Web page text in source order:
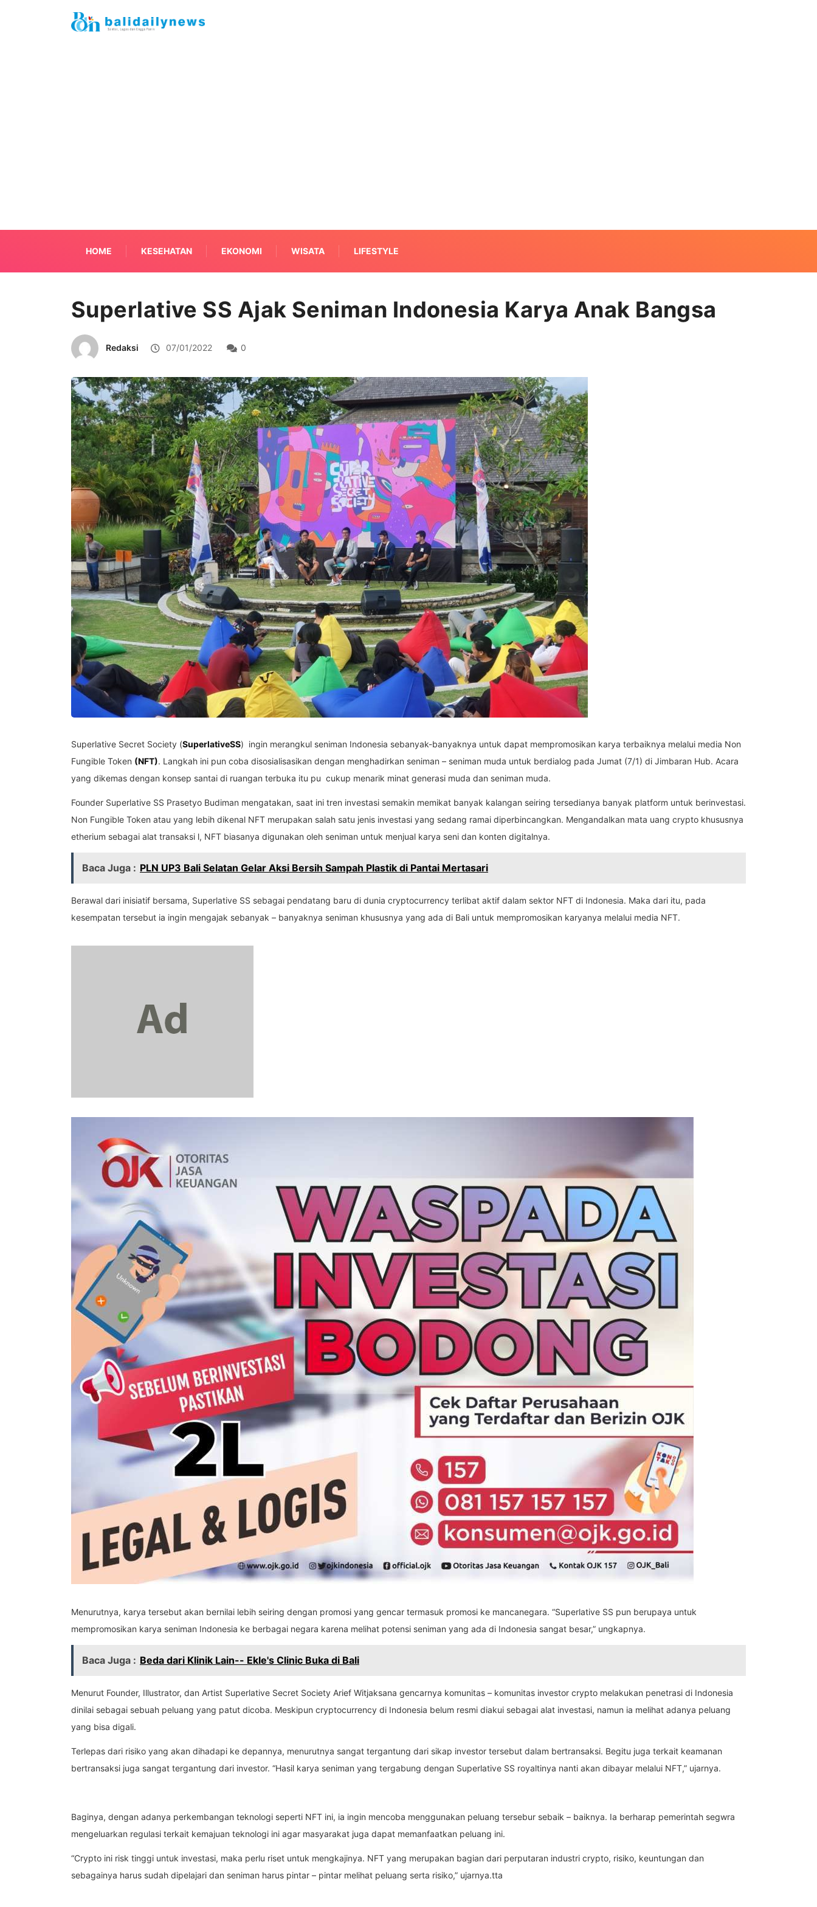
HOME KESEHATAN EKONOMI WISATA LIFESTYLE
Superlative SS Ajak Seniman Indonesia Karya Anak Bangsa
Redaksi 07/01/2022 0
Superlative Secret Society (SuperlativeSS) ingin merangkul seniman Indonesia sebanyak-banyaknya untuk dapat mempromosikan karya terbaiknya melalui media Non
Fungible Token (NFT). Langkah ini pun coba disosialisasikan dengan menghadirkan seniman – seniman muda untuk berdialog pada Jumat (7/1) di Jimbaran Hub. Acara
yang dikemas dengan konsep santai di ruangan terbuka itu pu cukup menarik minat generasi muda dan seniman muda.
Founder Superlative SS Prasetyo Budiman mengatakan, saat ini tren investasi semakin memikat banyak kalangan seiring tersedianya banyak platform untuk berinvestasi.
Non Fungible Token atau yang lebih dikenal NFT merupakan salah satu jenis investasi yang sedang ramai diperbincangkan. Mengandalkan mata uang crypto khususnya
etherium sebagai alat transaksi l, NFT biasanya digunakan oleh seniman untuk menjual karya seni dan konten digitalnya.
Baca Juga : PLN UP3 Bali Selatan Gelar Aksi Bersih Sampah Plastik di Pantai Mertasari
Berawal dari inisiatif bersama, Superlative SS sebagai pendatang baru di dunia cryptocurrency terlibat aktif dalam sektor NFT di Indonesia. Maka dari itu, pada
kesempatan tersebut ia ingin mengajak sebanyak – banyaknya seniman khususnya yang ada di Bali untuk mempromosikan karyanya melalui media NFT.
Menurutnya, karya tersebut akan bernilai lebih seiring dengan promosi yang gencar termasuk promosi ke mancanegara. “Superlative SS pun berupaya untuk
mempromosikan karya seniman Indonesia ke berbagai negara karena melihat potensi seniman yang ada di Indonesia sangat besar,” ungkapnya.
Baca Juga : Beda dari Klinik Lain-- Ekle's Clinic Buka di Bali
Menurut Founder, Illustrator, dan Artist Superlative Secret Society Arief Witjaksana gencarnya komunitas – komunitas investor crypto melakukan penetrasi di Indonesia
dinilai sebagai sebuah peluang yang patut dicoba. Meskipun cryptocurrency di Indonesia belum resmi diakui sebagai alat investasi, namun ia melihat adanya peluang
yang bisa digali.
Terlepas dari risiko yang akan dihadapi ke depannya, menurutnya sangat tergantung dari sikap investor tersebut dalam bertransaksi. Begitu juga terkait keamanan
bertransaksi juga sangat tergantung dari investor. “Hasil karya seniman yang tergabung dengan Superlative SS royaltinya nanti akan dibayar melalui NFT,” ujarnya.
Baginya, dengan adanya perkembangan teknologi seperti NFT ini, ia ingin mencoba menggunakan peluang tersebur sebaik – baiknya. Ia berharap pemerintah segwra
mengeluarkan regulasi terkait kemajuan teknologi ini agar masyarakat juga dapat memanfaatkan peluang ini.
“Crypto ini risk tinggi untuk investasi, maka perlu riset untuk mengkajinya. NFT yang merupakan bagian dari perputaran industri crypto, risiko, keuntungan dan
sebagainya harus sudah dipelajari dan seniman harus pintar – pintar melihat peluang serta risiko,” ujarnya.tta